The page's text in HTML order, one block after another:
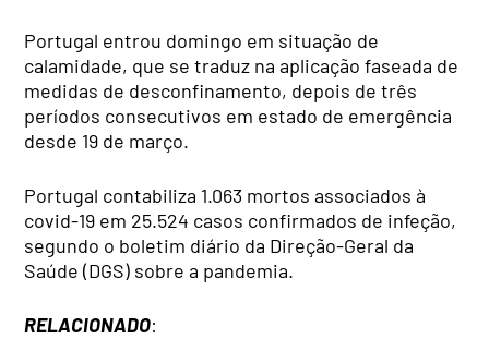
Portugal entrou domingo em situação de
calamidade, que se traduz na aplicação faseada de
medidas de desconfinamento, depois de três
períodos consecutivos em estado de emergência
desde 19 de março.
Portugal contabiliza 1.063 mortos associados à
covid-19 em 25.524 casos confirmados de infeção,
segundo o boletim diário da Direção-Geral da
Saúde (DGS) sobre a pandemia.
RELACIONADO: